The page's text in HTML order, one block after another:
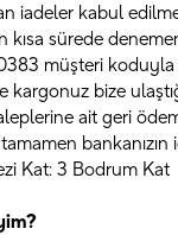
iadeler kabul
sürede
müşteri
bize
ait geri
bankanızın
Kat: 3 Bodrum Kat